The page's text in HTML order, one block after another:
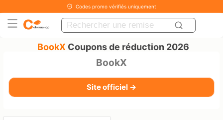
Codes promo vérifiés uniquement
BookX Coupons de réduction 2026
BookX
Site officiel →